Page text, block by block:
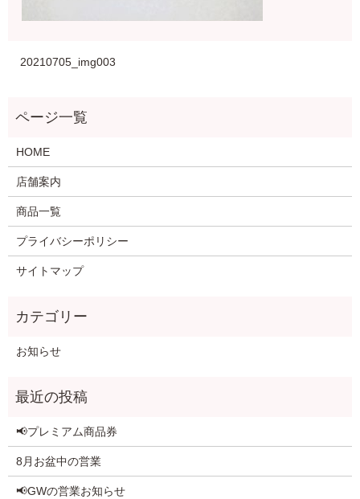
20210705_img003
HOME
店舗案内
商品一覧
プライバシーポリシー
サイトマップ
お知らせ
📢プレミアム商品券
8月お盆中の営業
📢GWの営業お知らせ